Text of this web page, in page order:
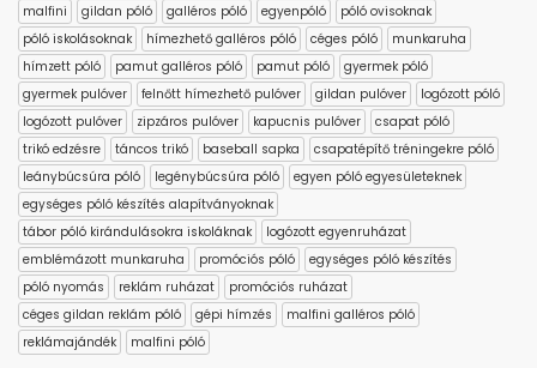
malfini gildan póló galléros póló egyenpóló
póló ovisoknak
póló iskolásoknak
hímezhető galléros póló céges póló
munkaruha
hímzett póló
pamut galléros póló pamut póló
gyermek póló
gyermek pulóver
felnőtt hímezhető pulóver gildan pulóver
logózott póló
logózott pulóver
zipzáros pulóver kapucnis pulóver
csapat póló
trikó edzésre
táncos trikó baseball sapka
csapatépítő tréningekre póló
leánybúcsúra póló
legénybúcsúra póló
egyen póló egyesületeknek
egységes póló készítés alapítványoknak
tábor póló kirándulásokra iskoláknak
logózott egyenruházat
emblémázott munkaruha
promóciós póló
egységes póló készítés
póló nyomás
reklám ruházat
promóciós ruházat
céges gildan reklám póló
gépi hímzés
malfini galléros póló
reklámajándék
malfini póló